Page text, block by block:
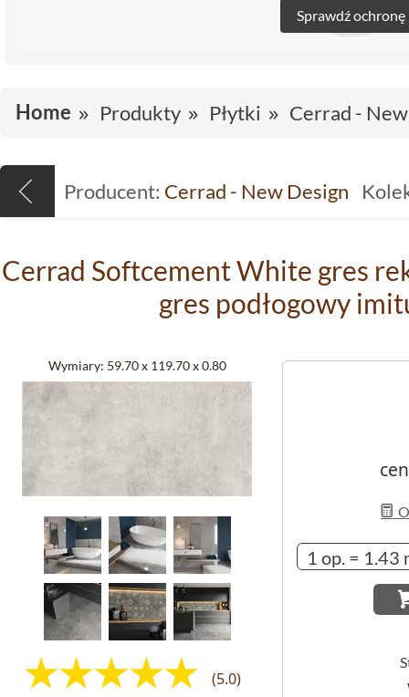
Sprawdź ochronę
Home Produkty Płytki Cerrad -
Producent: Cerrad - New Design
Cerrad Softcement White gres
gres podłogowy
Wymiary: 59.70 x 119.70 x 0.80
(5.0)